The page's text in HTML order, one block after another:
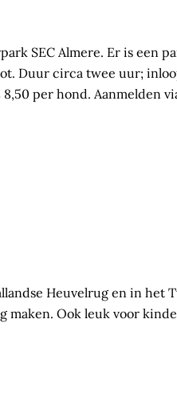
SEC Almere. Er is een
Duur circa twee uur;
per hond. Aanmelden
Heuvelrug en in het
maken. Ook leuk voor